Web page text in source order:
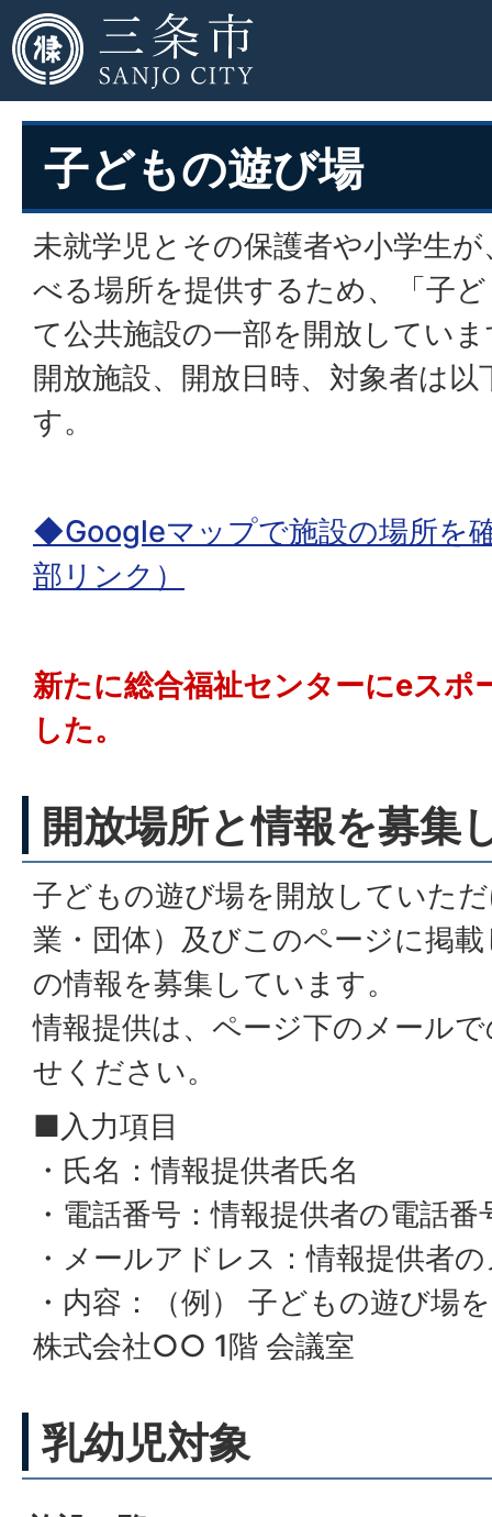
子どもの遊び場
未就学児とその保護者や小学生
べる場所を提供するため、「子
て公共施設の一部を開放してい
開放施設、開放日時、対象者は
す。
◆Googleマップで施設の場所を
部リンク）
新たに総合福祉センターにeスポ
した。
開放場所と情報を募集
子どもの遊び場を開放していた
業・団体）及びこのページに掲
の情報を募集しています。
情報提供は、ページ下のメール
せください。
■入力項目
・氏名：情報提供者氏名
・電話番号：情報提供者の電話番
・メールアドレス：情報提供者
・内容：（例） 子どもの遊び場
株式会社○○ 1階 会議室
乳幼児対象